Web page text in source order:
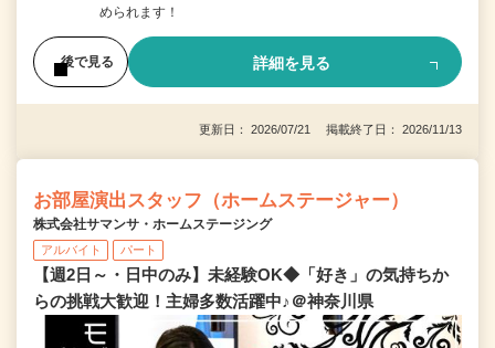
められます！
後で見る 詳細を見る
更新日： 2026/07/21 掲載終了日： 2026/11/13
お部屋演出スタッフ（ホームステージャー）
株式会社サマンサ・ホームステージング
アルバイト パート
【週2日～・日中のみ】未経験OK◆「好き」の気持ちか
らの挑戦大歓迎！主婦多数活躍中♪＠神奈川県